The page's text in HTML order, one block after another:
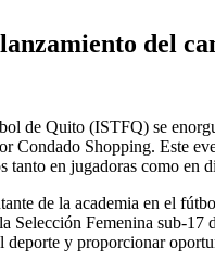
del
de Quito (ISTFQ) se
Condado Shopping. Este
tanto en jugadoras como en
de la academia en el
Selección Femenina sub-
y proporcionar